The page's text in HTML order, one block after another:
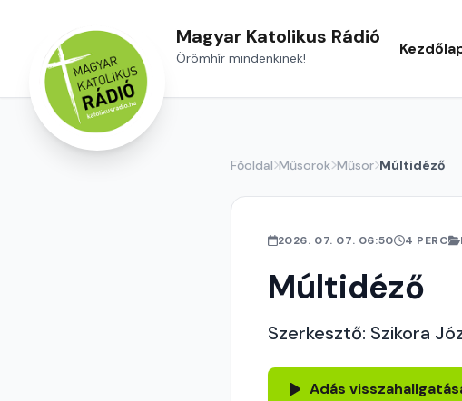
Magyar Katolikus Rádió
Örömhír mindenkinek!
Főoldal Műsorok Műsor Múltidéző
2026. 07. 07. 06:50 4 PERC
Múltidéző
Szerkesztő: Szikora
Adás